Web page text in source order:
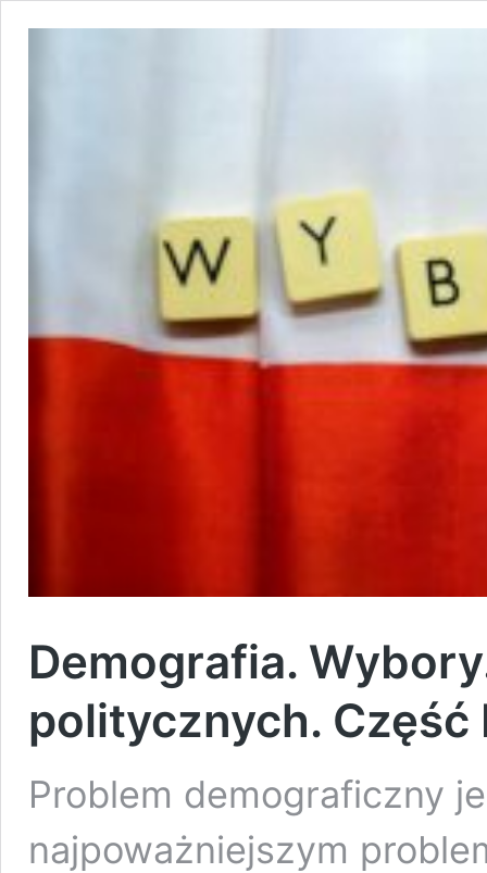
Demografia.
politycznych. Część
Problem demograficzny
najpoważniejszym